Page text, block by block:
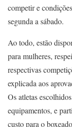
competir e
segunda a sábado.
Ao todo, estão
para mulheres,
respectivas
explicada aos
Os atletas
equipamentos, e
custo para o